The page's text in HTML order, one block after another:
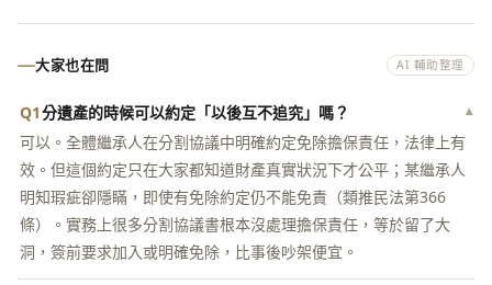
大家也在問 AI 輔助整理
Q1分遺產的時候可以約定「以後互不追究」嗎？ ▾
可以。全體繼承人在分割協議中明確約定免除擔保責任，法律上有
效。但這個約定只在大家都知道財產真實狀況下才公平；某繼承人
明知瑕疵卻隱瞞，即使有免除約定仍不能免責（類推民法第366
條）。實務上很多分割協議書根本沒處理擔保責任，等於留了大
洞，簽前要求加入或明確免除，比事後吵架便宜。